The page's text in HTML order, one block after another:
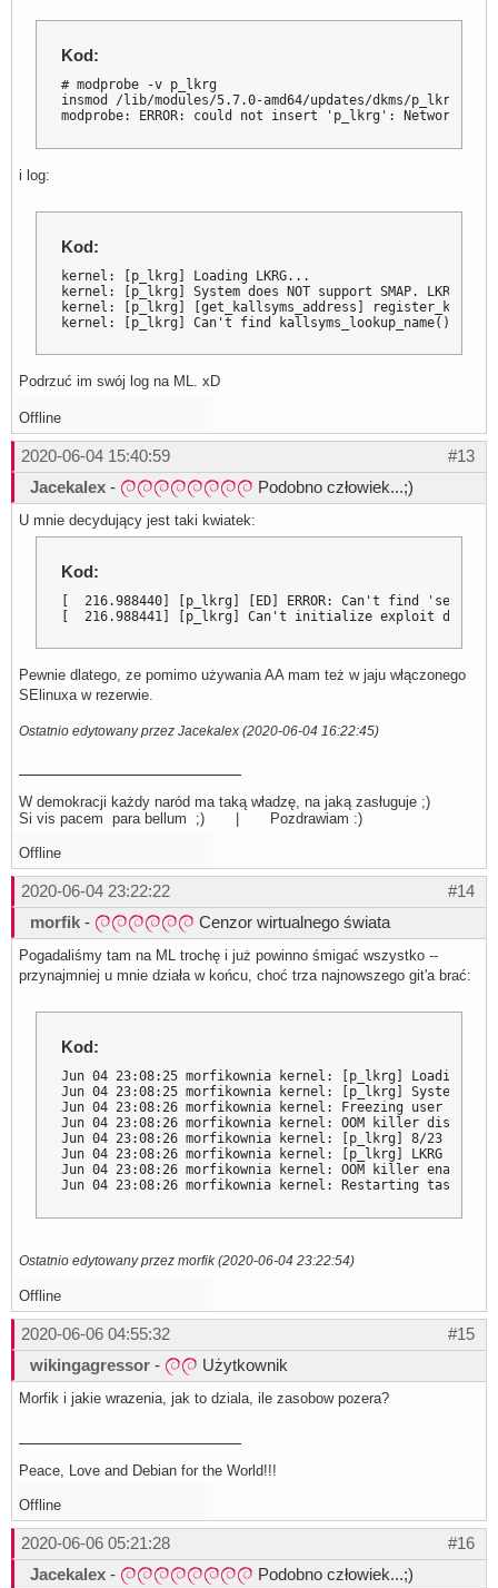
[11046.049325] OOM killer enabled.
Kod:
# modprobe -v p_lkrg
insmod /lib/modules/5.7.0-amd64/updates/dkms/p_lkrg.ko
modprobe: ERROR: could not insert 'p_lkrg': Network is
i log:
Kod:
kernel: [p_lkrg] Loading LKRG...
kernel: [p_lkrg] System does NOT support SMAP. LKRG
kernel: [p_lkrg] [get_kallsyms_address]
kernel: [p_lkrg] Can't find kallsyms_lookup_name()
Podrzuć im swój log na ML. xD
Offline
#13
2020-06-04 15:40:59
Jacekalex - Podobno człowiek...;)
U mnie decydujący jest taki kwiatek:
Kod:
[  216.988440] [p_lkrg] [ED] ERROR: Can't find
[  216.988441] [p_lkrg] Can't initialize exploit
Pewnie dlatego, ze pomimo używania AA mam też w jaju włączonego
SElinuxa w rezerwie.
Ostatnio edytowany przez Jacekalex (2020-06-04 16:22:45)
W demokracji każdy naród ma taką władzę, na jaką zasługuje ;)
Si vis pacem para bellum ;) | Pozdrawiam :)
Offline
#14
2020-06-04 23:22:22
morfik - Cenzor wirtualnego świata
Pogadaliśmy tam na ML trochę i już powinno śmigać wszystko --
przynajmniej u mnie działa w końcu, choć trza najnowszego git'a brać:
Kod:
Jun 04 23:08:25 morfikownia kernel: [p_lkrg] Loading
Jun 04 23:08:25 morfikownia kernel: [p_lkrg] System
Jun 04 23:08:26 morfikownia kernel: Freezing user
Jun 04 23:08:26 morfikownia kernel: OOM killer disabled.
Jun 04 23:08:26 morfikownia kernel: [p_lkrg] 8/23 UMH
Jun 04 23:08:26 morfikownia kernel: [p_lkrg] LKRG
Jun 04 23:08:26 morfikownia kernel: OOM killer enabled.
Jun 04 23:08:26 morfikownia kernel: Restarting tasks ...
Ostatnio edytowany przez morfik (2020-06-04 23:22:54)
Offline
#15
2020-06-06 04:55:32
wikingagressor - Użytkownik
Morfik i jakie wrazenia, jak to dziala, ile zasobow pozera?
Peace, Love and Debian for the World!!!
Offline
#16
2020-06-06 05:21:28
Jacekalex - Podobno człowiek...;)